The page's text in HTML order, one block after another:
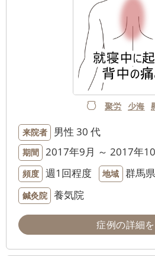
聚労 少海
来院者 男性 30 代
期間 2017年9月 ～ 2017年
頻度 週1回程度 地域 群馬
鍼灸院 養気院
症例の詳細